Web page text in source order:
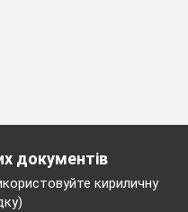
документів
кириличну